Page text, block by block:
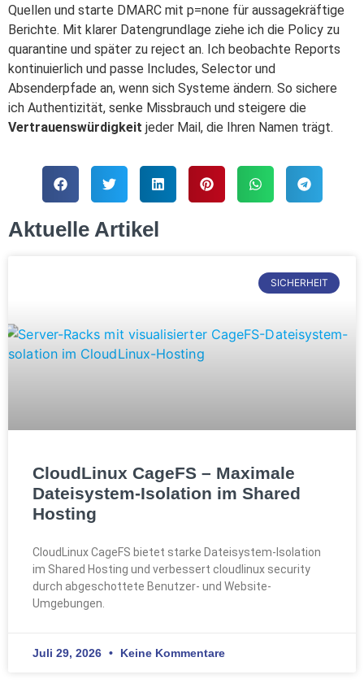
Quellen und starte DMARC mit p=none für aussagekräftige
Berichte. Mit klarer Datengrundlage ziehe ich die Policy zu
quarantine und später zu reject an. Ich beobachte Reports
kontinuierlich und passe Includes, Selector und
Absenderpfade an, wenn sich Systeme ändern. So sichere
ich Authentizität, senke Missbrauch und steigere die
Vertrauenswürdigkeit jeder Mail, die Ihren Namen trägt.
Aktuelle Artikel
SICHERHEIT
CloudLinux CageFS – Maximale
Dateisystem-Isolation im Shared
Hosting
CloudLinux CageFS bietet starke Dateisystem-Isolation
im Shared Hosting und verbessert cloudlinux security
durch abgeschottete Benutzer- und Website-
Umgebungen.
Juli 29, 2026 Keine Kommentare